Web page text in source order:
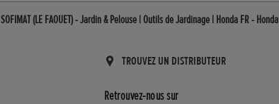
SOFIMAT (LE FAOUET) - Jardin & Pelouse | Outils de Jardinage | Honda FR - Honda
TROUVEZ UN DISTRIBUTEUR
Retrouvez-nous sur